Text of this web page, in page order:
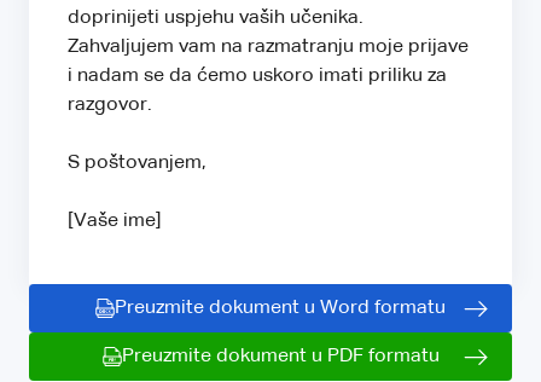
doprinijeti uspjehu vaših učenika.
Zahvaljujem vam na razmatranju moje prijave
i nadam se da ćemo uskoro imati priliku za
razgovor.
S poštovanjem,
[Vaše ime]
Preuzmite dokument u Word formatu
Preuzmite dokument u PDF formatu